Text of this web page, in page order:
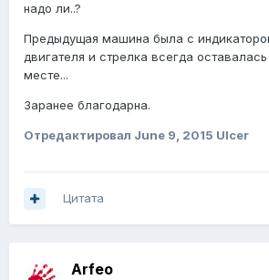
надо ли..?
Предыдущая машина была с
двигателя и стрелка всегда
месте...
Заранее благодарна.
Отредактировал June 9, 2015 Ulcer
Цитата
Arfeo